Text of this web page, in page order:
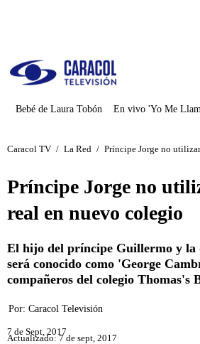
Bebé de Laura Tobón En vivo 'Yo Me
Caracol TV / La Red / Príncipe Jorge no
Príncipe Jorge no
real en nuevo colegio
El hijo del príncipe Guillermo y la
será conocido como 'George
compañeros del colegio Thomas's
Por: Caracol Televisión
7 de Sept, 2017
Actualizado: 7 de sept, 2017